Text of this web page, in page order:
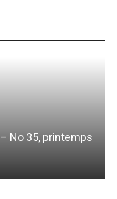
No 35, printemps